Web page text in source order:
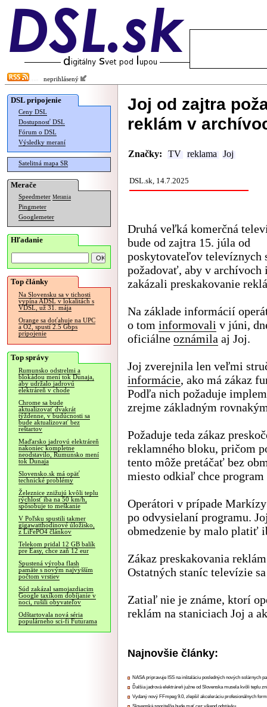
neprihlásený
DSL pripojenie
Ceny DSL
Dostupnosť DSL
Fórum o DSL
Výsledky meraní
Satelitná mapa SR
Merače
Speedmeter Merania
Pingmeter
Googlemeter
Hľadanie
Top články
Na Slovensku sa v tichosti
vypína ADSL v lokalitách s
VDSL, už 31. mája
Orange sa doťahuje na UPC
a O2, spustí 2.5 Gbps
pripojenie
Top správy
Rumunsko odstrelmi a
blokádou mení tok Dunaja,
aby udržalo jadrovú
elektráreň v chode
Chrome sa bude
aktualizovať dvakrát
týždenne, v budúcnosti sa
bude aktualizovať bez
reštartov
Maďarsko jadrovú elektráreň
nakoniec kompletne
neodstavilo, Rumunsko mení
tok Dunaja
Slovensko.sk má opäť
technické problémy
Železnice znižujú kvôli teplu
rýchlosť iba na 50 km/h,
spôsobuje to meškanie
V Poľsku spustili takmer
gigawatthodinové úložisko,
z LiFePO4 článkov
Telekom pridal 12 GB balík
pre Easy, chce zaň 12 eur
Spustená výroba flash
pamäte s novým najvyšším
počtom vrstiev
Súd zakázal samojazdiacim
Google taxíkom dobíjanie v
noci, rušili obyvateľov
Odštartovala nová séria
populárneho sci-fi Futurama
Joj od zajtra
reklám v
Značky: TV reklama Joj
DSL.sk, 14.7.2025
Druhá veľká komerčná
bude od zajtra 15. júla od
poskytovateľov televíznych
požadovať, aby v archívoch
zakázali preskakovanie
Na základe informácií
o tom informovali v júni,
oficiálne oznámila aj Joj.
Joj zverejnila len veľmi
informácie, ako má zákaz
Podľa nich požaduje
zrejme základným
Požaduje teda zákaz
reklamného bloku, pričom
tento môže pretáčať bez
miesto odkiaľ chce
Operátori v prípade
po odvysielaní programu.
obmedzenie by malo platiť
Zákaz preskakovania
Ostatných staníc televízie
Zatiaľ nie je známe, ktorí
reklám na staniciach Joj a
Najnovšie články:
NASA pripravuje ISS na inštaláciu posledných nových solárnych
Ďalšia jadrová elektráreň južne od Slovenska musela kvôli teplu
Vydaný nový FFmpeg 9.0, zlepšil akceleráciu profesionálnych